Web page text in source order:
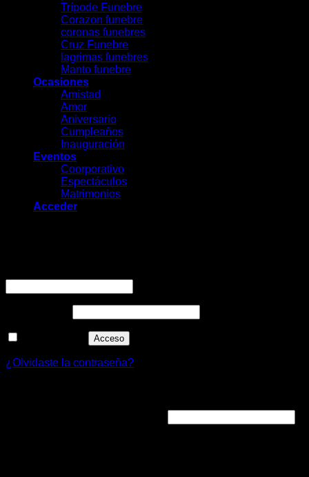
Trípode Funebre
Corazon funebre
coronas funebres
Cruz Funebre
lagrimas funebres
Manto funebre
Ocasiones
Amistad
Amor
Aniversario
Cumpleaños
Inauguración
Eventos
Coorporativo
Espectáculos
Matrimonios
Acceder
Acceso
¿Olvidaste la contraseña?